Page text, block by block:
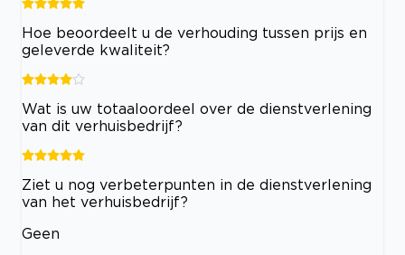
Hoe beoordeelt u de verhouding tussen prijs en
geleverde kwaliteit?
Wat is uw totaaloordeel over de dienstverlening
van dit verhuisbedrijf?
Ziet u nog verbeterpunten in de dienstverlening
van het verhuisbedrijf?
Geen